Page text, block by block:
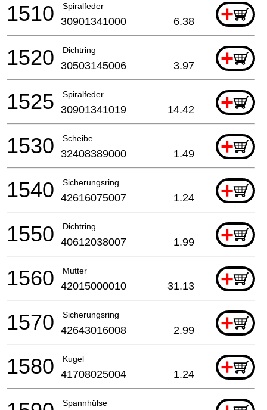
Spiralfeder +
1510 30901341000 6.38
Dichtring +
1520 30503145006 3.97
Spiralfeder +
1525 30901341019 14.42
Scheibe +
1530 32408389000 1.49
Sicherungsring +
1540 42616075007 1.24
Dichtring +
1550 40612038007 1.99
Mutter +
1560 42015000010 31.13
Sicherungsring +
1570 42643016008 2.99
Kugel +
1580 41708025004 1.24
Spannhülse